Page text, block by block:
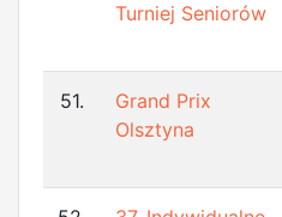
Turniej Seniorów
51.
Grand Prix
Olsztyna